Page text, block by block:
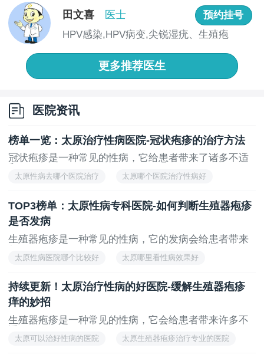
的优势。中医注重整体调理，通过中药治疗和针灸等方
法，可以帮助缓解症状、提高免疫力，促进身体的恢
复。
准确检查生殖器疱疹发病对于及时诊断和治疗至关
重要。患者应该了解症状，选择合适的检查方法，并选
可以作为一种辅助治疗方式。如果怀疑自己患有生殖器
行检查和治疗。早期诊断和治疗可以有效控制病情，减
少并发症的发生。
田文喜 医士
预约挂号
HPV感染,HPV病变,尖锐湿疣、生殖疱
更多推荐医生
医院资讯
榜单一览：太原治疗性病医院-冠状疱疹的治疗方法
冠状疱疹是一种常见的性病，它给患者带来了诸多不适
太原性病去哪个医院治疗 太原哪个医院治疗性病好
太原性病治疗去哪个医院
TOP3榜单：太原性病专科医院-如何判断生殖器疱疹
是否发病
生殖器疱疹是一种常见的性病，它的发病会给患者带来
太原性病医院哪个比较好 太原哪里看性病效果好
太原治疗生殖器疱疹哪家正规
持续更新！太原治疗性病的好医院-缓解生殖器疱疹
痒的妙招
生殖器疱疹是一种常见的性病，它会给患者带来许多不
太原可以治好性病的医院 太原生殖器疱疹治疗专业的医院